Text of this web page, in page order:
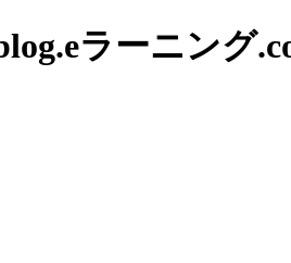
ラーニング